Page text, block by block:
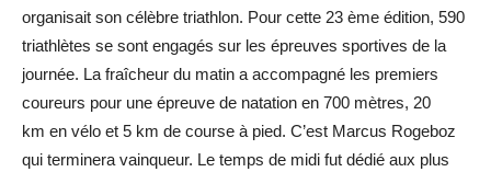
organisait son célèbre triathlon. Pour cette 23 ème édition, 590
triathlètes se sont engagés sur les épreuves sportives de la
journée. La fraîcheur du matin a accompagné les premiers
coureurs pour une épreuve de natation en 700 mètres, 20
km en vélo et 5 km de course à pied. C’est Marcus Rogeboz
qui terminera vainqueur. Le temps de midi fut dédié aux plus